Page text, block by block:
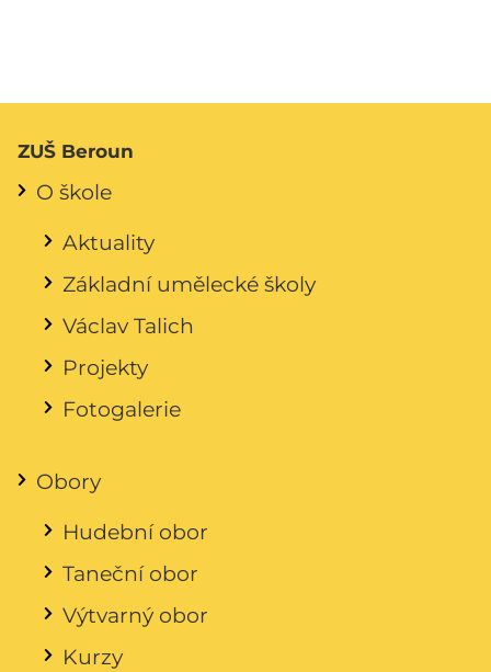
ZUŠ Beroun
O škole
Aktuality
Základní umělecké školy
Václav Talich
Projekty
Fotogalerie
Obory
Hudební obor
Taneční obor
Výtvarný obor
Kurzy